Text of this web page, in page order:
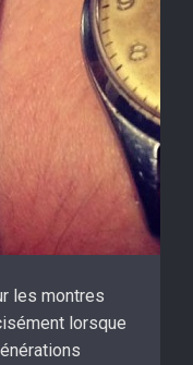
les montres
lorsque